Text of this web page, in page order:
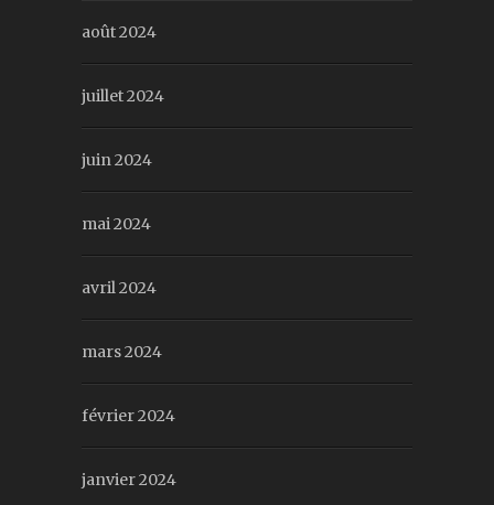
août 2024
juillet 2024
juin 2024
mai 2024
avril 2024
mars 2024
février 2024
janvier 2024